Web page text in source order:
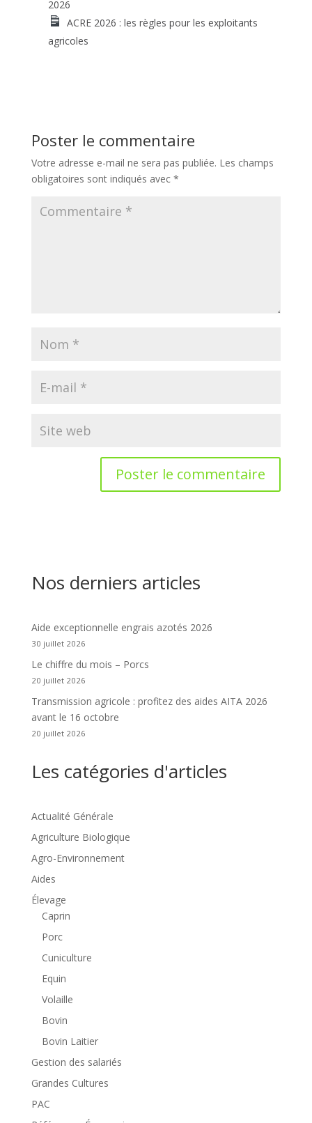
2026
ACRE 2026 : les règles pour les exploitants
agricoles
Poster le commentaire
Votre adresse e-mail ne sera pas publiée. Les champs
obligatoires sont indiqués avec *
Nos derniers articles
Aide exceptionnelle engrais azotés 2026
30 juillet 2026
Le chiffre du mois – Porcs
20 juillet 2026
Transmission agricole : profitez des aides AITA 2026
avant le 16 octobre
20 juillet 2026
Les catégories d'articles
Actualité Générale
Agriculture Biologique
Agro-Environnement
Aides
Élevage
Caprin
Porc
Cuniculture
Equin
Volaille
Bovin
Bovin Laitier
Gestion des salariés
Grandes Cultures
PAC